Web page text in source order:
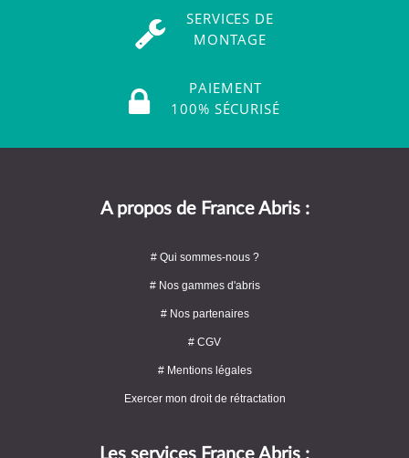
SERVICES DE
MONTAGE
PAIEMENT
100% SÉCURISÉ
A propos de France Abris :
# Qui sommes-nous ?
# Nos gammes d'abris
# Nos partenaires
# CGV
# Mentions légales
Exercer mon droit de rétractation
Les services France Abris :